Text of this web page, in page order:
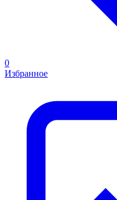
0
Избранное